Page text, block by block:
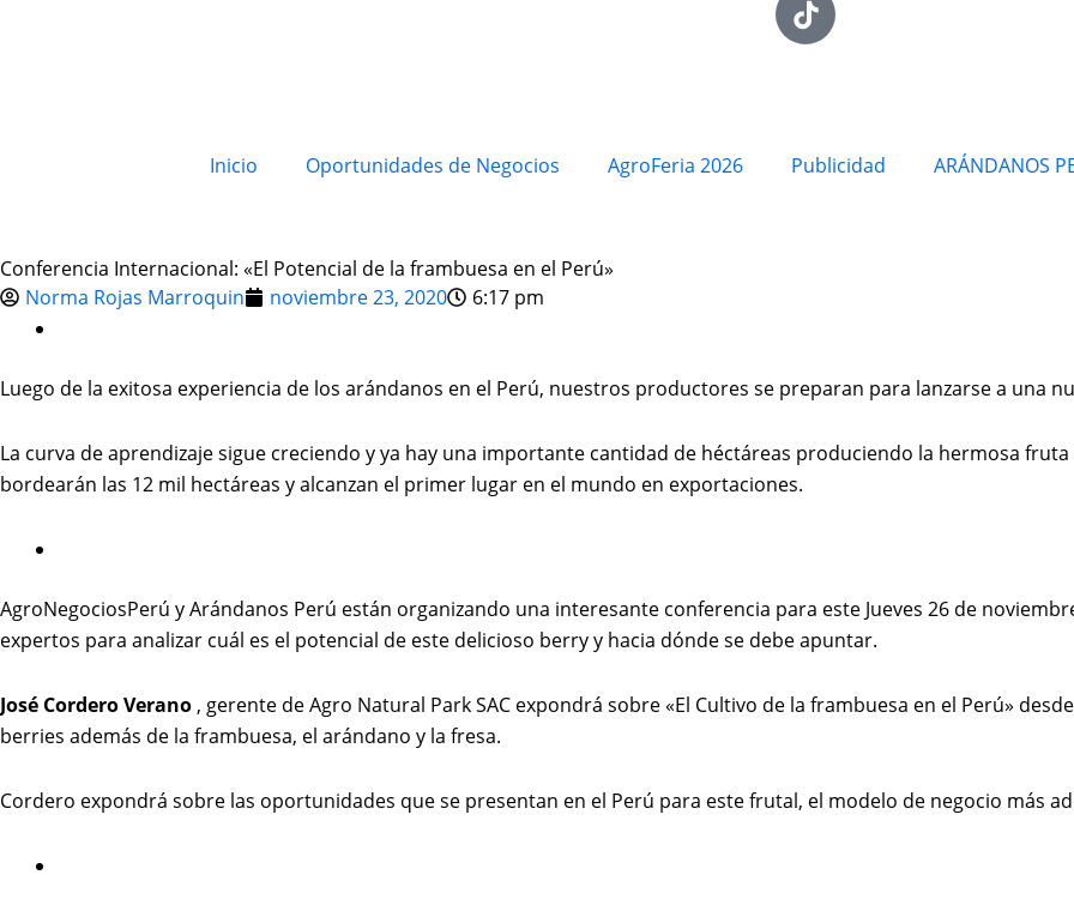
Inicio Oportunidades de Negocios AgroFeria 2026 Publicidad ARÁNDANOS
Conferencia Internacional: «El Potencial de la frambuesa en el Perú»
Norma Rojas Marroquin
noviembre 23, 2020 6:17 pm
Luego de la exitosa experiencia de los arándanos en el Perú, nuestros productores se preparan para lanzarse a una
La curva de aprendizaje sigue creciendo y ya hay una importante cantidad de héctáreas produciendo la hermosa
bordearán las 12 mil hectáreas y alcanzan el primer lugar en el mundo en exportaciones.
AgroNegociosPerú y Arándanos Perú están organizando una interesante conferencia para este Jueves 26 de
expertos para analizar cuál es el potencial de este delicioso berry y hacia dónde se debe apuntar.
José Cordero Verano , gerente de Agro Natural Park SAC expondrá sobre «El Cultivo de la frambuesa en el Perú»
berries además de la frambuesa, el arándano y la fresa.
Cordero expondrá sobre las oportunidades que se presentan en el Perú para este frutal, el modelo de negocio más